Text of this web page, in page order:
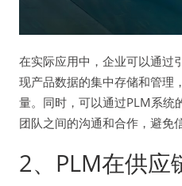
在实际应用中，企业可以通过
现产品数据的集中存储和管理
量。同时，可以通过PLM系统
团队之间的沟通和合作，避免
2、PLM在供应